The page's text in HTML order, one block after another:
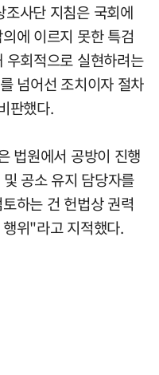
사단 지침은 국회에
에 이르지 못한 특검
우회적으로 실현하려는
넘어선 조치이자 절차
판했다.
법원에서 공방이 진행
공소 유지 담당자를
하는 건 헌법상 권력
위"라고 지적했다.